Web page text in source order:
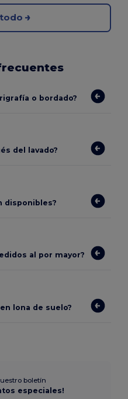
o bordado?
del lavado?
disponibles?
al por mayor?
lona de suelo?
boletín
especiales!